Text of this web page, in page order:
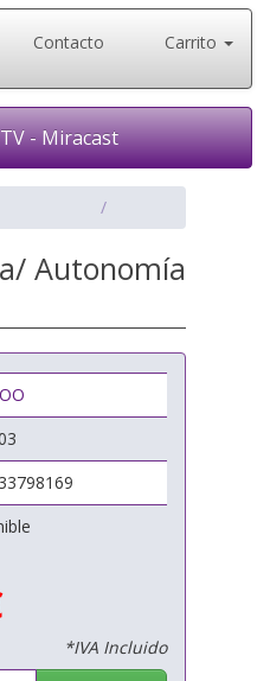
Contacto Carrito
- Miracast
Autonomía
*IVA Incluido